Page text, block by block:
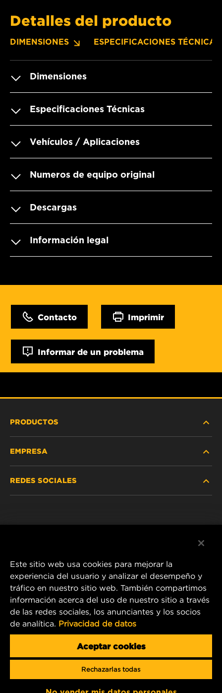
Detalles del producto
DIMENSIONES ESPECIFICACIONES TÉCNICAS
Dimensiones
Especificaciones Técnicas
Vehículos / Aplicaciones
Numeros de equipo original
Descargas
Información legal
Contacto Imprimir
Informar de un problema
PRODUCTOS
VEHÍCULOS LIVIANOS Y COMERCIALES
EMPRESA
REDES SOCIALES
1 Wix Way
P.O. Box 1967
Gastonia, NC 28054
Correo electrónico de producto y servicio al cliente:
info@mann-hummel.com
Copyright 2024 MANN+HUMMEL. All rights reserved.
Este sitio web usa cookies para mejorar la
experiencia del usuario y analizar el desempeño y
tráfico en nuestro sitio web. También compartimos
información acerca del uso de nuestro sitio a través
de las redes sociales, los anunciantes y los socios
de analítica. Privacidad de datos
Aceptar cookies
Rechazarlas todas